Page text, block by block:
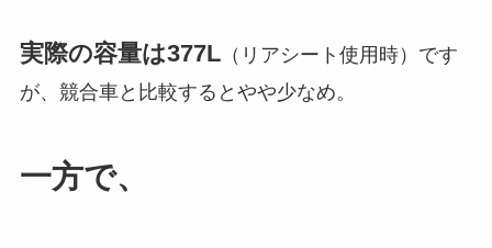
実際の容量は377L（リアシート使用時）です
が、競合車と比較するとやや少なめ。
一方で、